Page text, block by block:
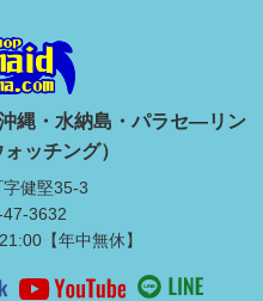
縄・水納島・パラセ―リン
ッチング）
健堅35-3
3632
【年中無休】